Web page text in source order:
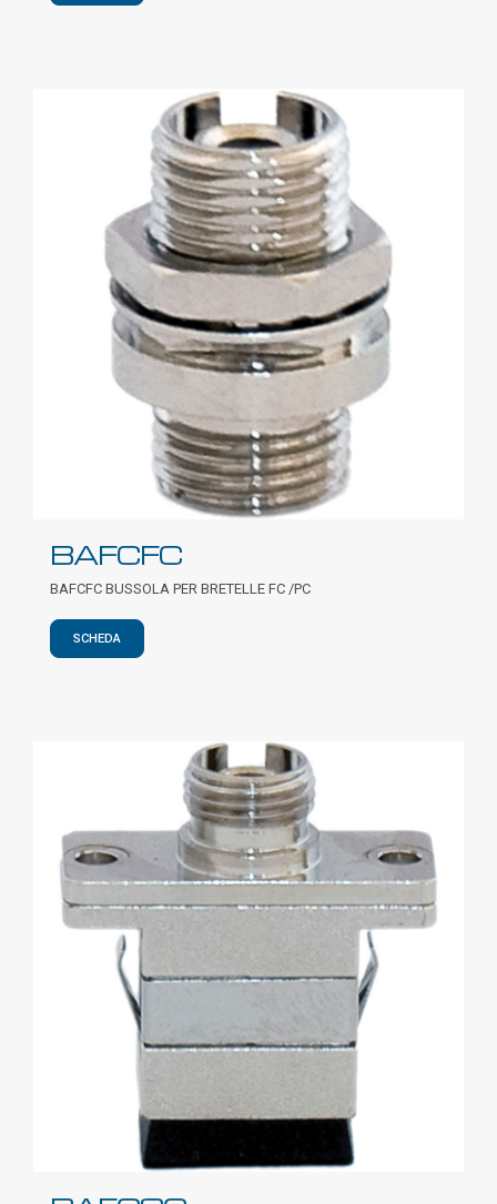
BAFCFC
BAFCFC BUSSOLA PER BRETELLE FC /PC
SCHEDA